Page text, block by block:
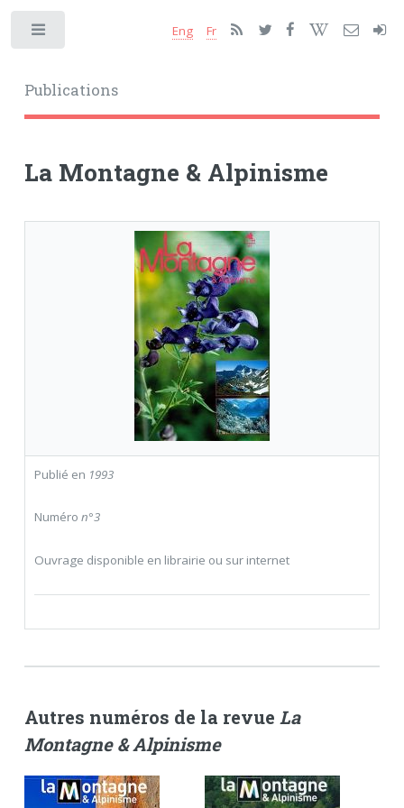
Publications
Eng Fr
La Montagne & Alpinisme
Publié en 1993
Numéro n°3
Ouvrage disponible en librairie ou sur internet
Autres numéros de la revue La
Montagne & Alpinisme